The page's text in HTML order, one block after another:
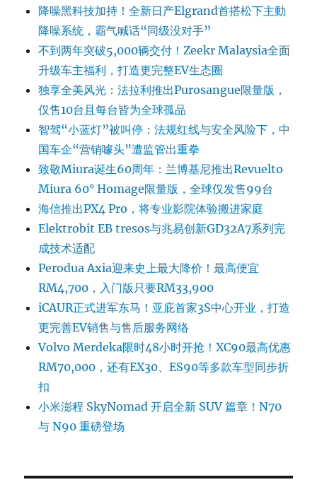
降噪黑科技加持！全新日产Elgrand首搭松下主動
降噪系统，霸气喊话“同级没对手”
不到两年突破5,000辆交付！Zeekr Malaysia全面
升级车主福利，打造更完整EV生态圈
独享全美风光：法拉利推出Purosangue限量版，
仅售10台且每台皆为全球孤品
智驾“小蓝灯”被叫停：法规红线与安全风险下，中
国车企“营销噱头”遭监管出重拳
致敬Miura诞生60周年：兰博基尼推出Revuelto
Miura 60° Homage限量版，全球仅发售99台
海信推出PX4 Pro，将专业影院体验搬进家庭
Elektrobit EB tresos与兆易创新GD32A7系列完
成技术适配
Perodua Axia迎来史上最大降价！最高便宜
RM4,700，入门版只要RM33,900
iCAUR正式进军东马！亚庇首家3S中心开业，打造
更完善EV销售与售后服务网络
Volvo Merdeka限时48小时开抢！XC90最高优惠
RM70,000，还有EX30、ES90等多款车型同步折
扣
小米澎程 SkyNomad 开启全新 SUV 篇章！N70
与 N90 重磅登场